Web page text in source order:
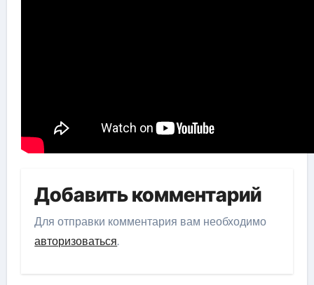
Добавить комментарий
Для отправки комментария вам необходимо
авторизоваться.